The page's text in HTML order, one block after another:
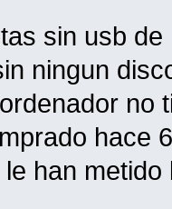
sin usb de
ningun
no
hace
le han